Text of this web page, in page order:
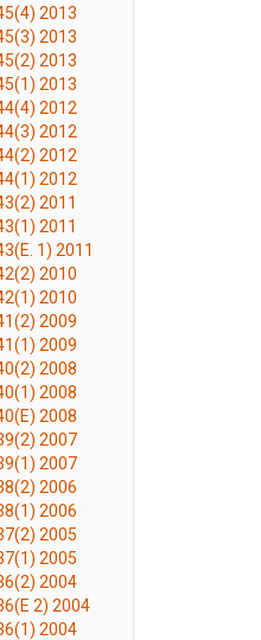
2013
2013
2013
2013
2012
2012
2012
2012
2011
2011
1) 2011
2010
2010
2009
2009
2008
2008
2008
2007
2007
2006
2006
2005
2005
2004
2) 2004
2004